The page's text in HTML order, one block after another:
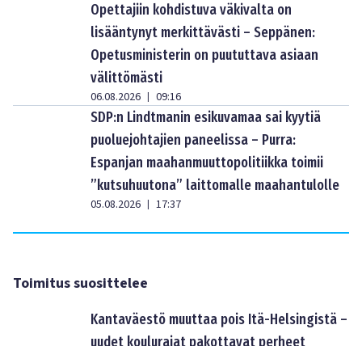
Opettajiin kohdistuva väkivalta on
lisääntynyt merkittävästi – Seppänen:
Opetusministerin on puututtava asiaan
välittömästi
06.08.2026 | 09:16
SDP:n Lindtmanin esikuvamaa sai kyytiä
puoluejohtajien paneelissa – Purra:
Espanjan maahanmuuttopolitiikka toimii
”kutsuhuutona” laittomalle maahantulolle
05.08.2026 | 17:37
Toimitus suosittelee
Kantaväestö muuttaa pois Itä-Helsingistä –
uudet koulurajat pakottavat perheet